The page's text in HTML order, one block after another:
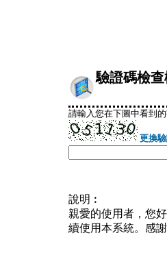
驗證碼檢查
請輸入您在下圖中看到
更換
說明︰
親愛的使用者，您
續使用本系統。感謝